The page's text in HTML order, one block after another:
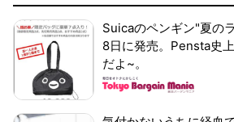
Suicaのペンギン"夏の
8日に発売。Pensta史
だよ~。